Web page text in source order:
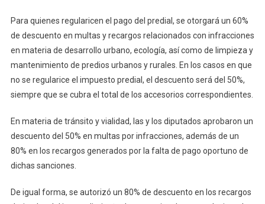
Para quienes regularicen el pago del predial, se otorgará un 60%
de descuento en multas y recargos relacionados con infracciones
en materia de desarrollo urbano, ecología, así como de limpieza y
mantenimiento de predios urbanos y rurales. En los casos en que
no se regularice el impuesto predial, el descuento será del 50%,
siempre que se cubra el total de los accesorios correspondientes.
En materia de tránsito y vialidad, las y los diputados aprobaron un
descuento del 50% en multas por infracciones, además de un
80% en los recargos generados por la falta de pago oportuno de
dichas sanciones.
De igual forma, se autorizó un 80% de descuento en los recargos